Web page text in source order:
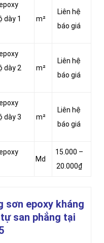
dày 1
m²
Liên hệ
báo giá
dày 2
m²
Liên hệ
báo giá
dày 3
m²
Liên hệ
báo giá
Md
15.000 –
20.000₫
sơn epoxy kháng
san phẳng tại